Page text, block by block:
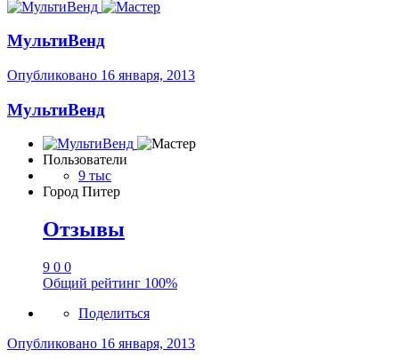
МультиВенд
Опубликовано 16 января, 2013
МультиВенд
Пользователи
9 тыс
Город Питер
Отзывы
9 0 0
Общий рейтинг 100%
Поделиться
Опубликовано 16 января, 2013